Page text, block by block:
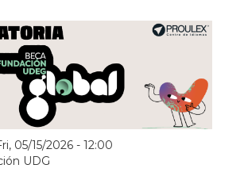
05/15/2026 - 12:00
UDG